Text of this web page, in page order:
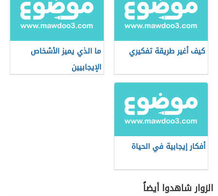
كيف أغير طريقة تفكيري
ما الذي يميز الأشخاص
الإيجابيين
أفكار إيجابية في الحياة
الزوار شاهدوا أيضاً